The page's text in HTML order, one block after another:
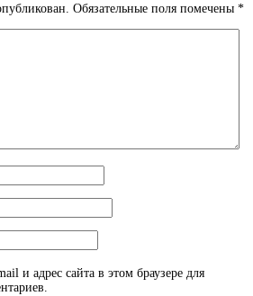
Обязательные поля помечены *
и адрес сайта в этом браузере для